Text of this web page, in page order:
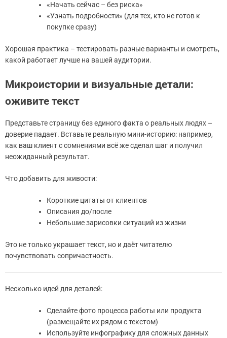
«Начать сейчас – без риска»
«Узнать подробности» (для тех, кто не готов к
покупке сразу)
Хорошая практика – тестировать разные варианты и смотреть,
какой работает лучше на вашей аудитории.
Микроистории и визуальные детали:
оживите текст
Представьте страницу без единого факта о реальных людях –
доверие падает. Вставьте реальную мини-историю: например,
как ваш клиент с сомнениями всё же сделал шаг и получил
неожиданный результат.
Что добавить для живости:
Короткие цитаты от клиентов
Описания до/после
Небольшие зарисовки ситуаций из жизни
Это не только украшает текст, но и даёт читателю
почувствовать сопричастность.
Несколько идей для деталей:
Сделайте фото процесса работы или продукта
(размещайте их рядом с текстом)
Используйте инфографику для сложных данных